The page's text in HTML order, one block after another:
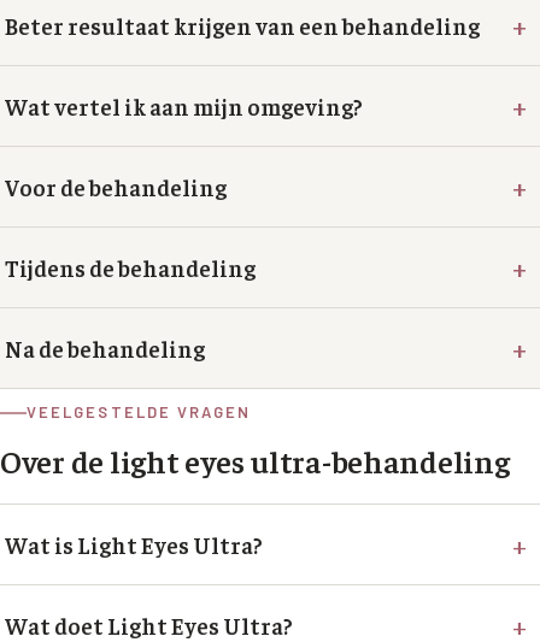
Beter resultaat krijgen van een behandeling +
Wat vertel ik aan mijn omgeving? +
Voor de behandeling +
Tijdens de behandeling +
Na de behandeling +
VEELGESTELDE VRAGEN
Over de light eyes ultra-behandeling
Wat is Light Eyes Ultra? +
zwellingen en rimpels te verminderen. Dankzij de
Wat doet Light Eyes Ultra? +